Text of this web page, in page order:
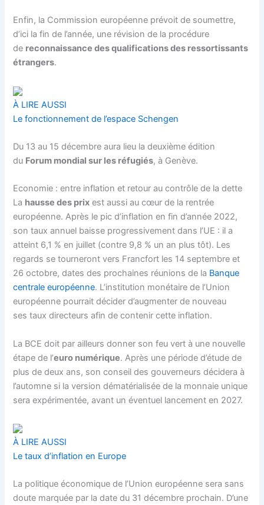
Enfin, la Commission européenne prévoit de soumettre,
d’ici la fin de l’année, une révision de la procédure
de reconnaissance des qualifications des ressortissants
étrangers.
À LIRE AUSSI
Le fonctionnement de l’espace Schengen
Du 13 au 15 décembre aura lieu la deuxième édition
du Forum mondial sur les réfugiés, à Genève.
Economie : entre inflation et retour au contrôle de la dette
La hausse des prix est aussi au cœur de la rentrée
européenne. Après le pic d’inflation en fin d’année 2022,
son taux annuel baisse progressivement dans l’UE : il a
atteint 6,1 % en juillet (contre 9,8 % un an plus tôt). Les
regards se tourneront vers Francfort les 14 septembre et
26 octobre, dates des prochaines réunions de la Banque
centrale européenne. L’institution monétaire de l’Union
européenne pourrait décider d’augmenter de nouveau
sestaux directeurs afin de contenir cette inflation.
La BCE doit par ailleurs donner son feu vert à une nouvelle
étape de l’euro numérique. Après une période d’étude de
plus de deux ans, son conseil des gouverneurs décidera à
l’automne si la version dématérialisée de la monnaie unique
sera expérimentée, avant un éventuel lancement en 2027.
À LIRE AUSSI
Le taux d’inflation en Europe
La politique économique de l’Union européenne sera sans
doute marquée par la date du 31 décembre prochain. D’une